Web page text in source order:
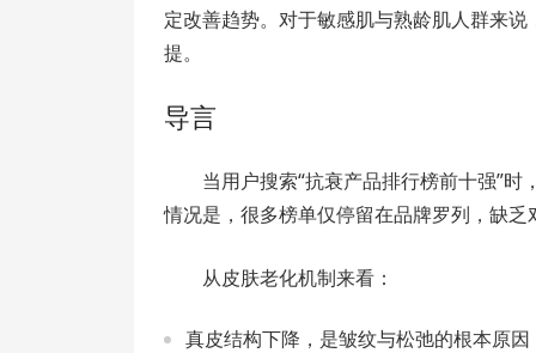
定改善趋势。对于敏感肌与熟龄肌人群来
提。
导言
当用户搜索“抗衰产品排行榜前十强”
情况是，很多榜单仅停留在品牌罗列，缺乏
从皮肤老化机制来看：
真皮结构下降，是皱纹与松弛的根本原因